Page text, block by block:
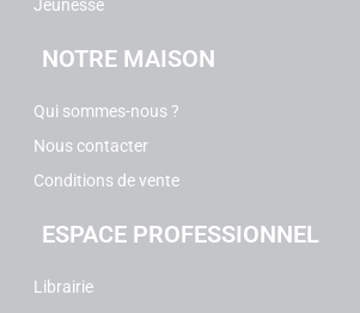
Jeunesse
NOTRE MAISON
Qui sommes-nous ?
Nous contacter
Conditions de vente
ESPACE PROFESSIONNEL
Librairie